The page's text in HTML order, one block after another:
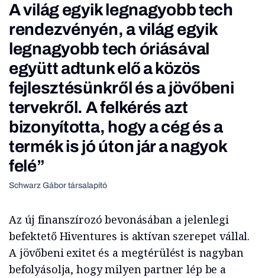
A világ egyik legnagyobb tech
rendezvényén, a világ egyik
legnagyobb tech óriásával
együtt adtunk elő a közös
fejlesztésünkről és a jövőbeni
tervekről. A felkérés azt
bizonyította, hogy a cég és a
termék is jó úton jár a nagyok
felé”
Schwarz Gábor társalapító
Az új finanszírozó bevonásában a jelenlegi
befektető Hiventures is aktívan szerepet vállal.
A jövőbeni exitet és a megtérülést is nagyban
befolyásolja, hogy milyen partner lép be a